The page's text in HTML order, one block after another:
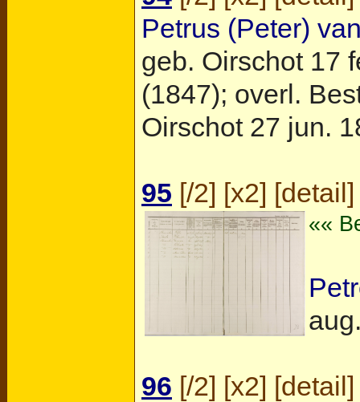
Petrus (Peter)
geb. Oirschot17
(1847); overl.
Oirschot27 jun.
95 [/2] [x2] [detail]
««
96 [/2] [x2] [detail]